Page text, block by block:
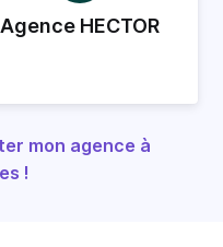
Agence HECTOR
mon agence à
!